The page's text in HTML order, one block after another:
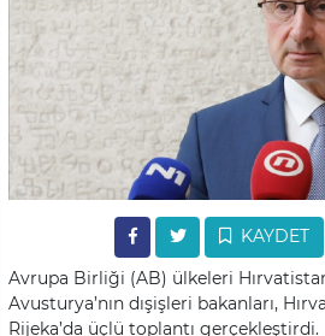
KAYDET
Avrupa Birliği (AB) ülkeleri
Avusturya’nın dışişleri bakanları,
Rijeka’da üçlü toplantı gerçekleştirdi.